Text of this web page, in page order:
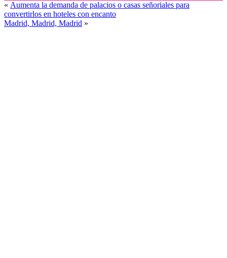
« Aumenta la demanda de palacios o casas señoriales para
convertirlos en hoteles con encanto
Madrid, Madrid, Madrid »